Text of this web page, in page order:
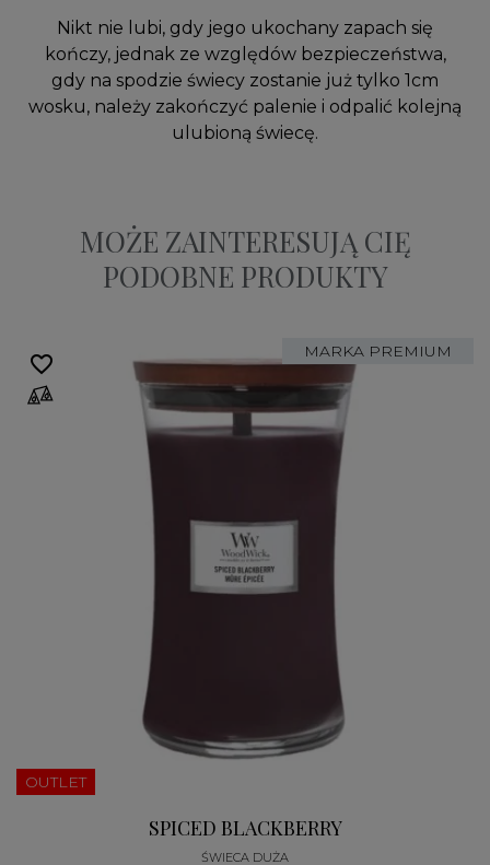
Nikt nie lubi, gdy jego ukochany zapach się
kończy, jednak ze względów bezpieczeństwa,
gdy na spodzie świecy zostanie już tylko 1cm
wosku, należy zakończyć palenie i odpalić kolejną
ulubioną świecę.
MOŻE ZAINTERESUJĄ CIĘ
PODOBNE PRODUKTY
MARKA PREMIUM
OUTLET
SPICED BLACKBERRY
ŚWIECA DUŻA
favorite_border